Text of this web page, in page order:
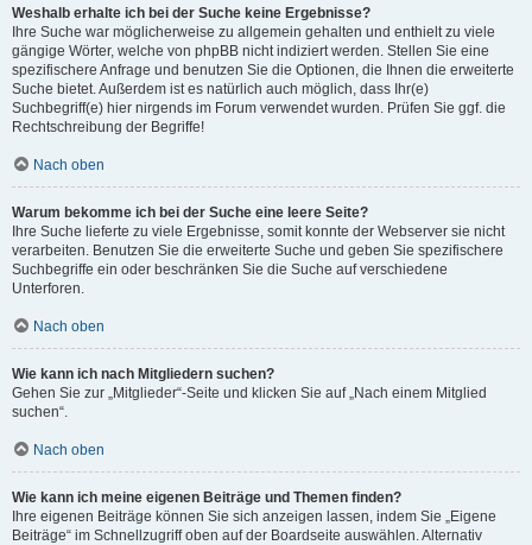
Weshalb erhalte ich bei der Suche keine Ergebnisse?
Ihre Suche war möglicherweise zu allgemein gehalten und enthielt zu viele
gängige Wörter, welche von phpBB nicht indiziert werden. Stellen Sie eine
spezifischere Anfrage und benutzen Sie die Optionen, die Ihnen die erweiterte
Suche bietet. Außerdem ist es natürlich auch möglich, dass Ihr(e)
Suchbegriff(e) hier nirgends im Forum verwendet wurden. Prüfen Sie ggf. die
Rechtschreibung der Begriffe!
Nach oben
Warum bekomme ich bei der Suche eine leere Seite?
Ihre Suche lieferte zu viele Ergebnisse, somit konnte der Webserver sie nicht
verarbeiten. Benutzen Sie die erweiterte Suche und geben Sie spezifischere
Suchbegriffe ein oder beschränken Sie die Suche auf verschiedene
Unterforen.
Nach oben
Wie kann ich nach Mitgliedern suchen?
Gehen Sie zur „Mitglieder“-Seite und klicken Sie auf „Nach einem Mitglied
suchen“.
Nach oben
Wie kann ich meine eigenen Beiträge und Themen finden?
Ihre eigenen Beiträge können Sie sich anzeigen lassen, indem Sie „Eigene
Beiträge“ im Schnellzugriff oben auf der Boardseite auswählen. Alternativ